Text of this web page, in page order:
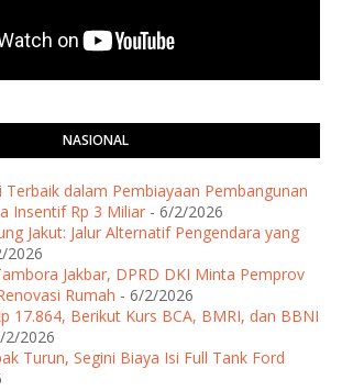
NASIONAL
Terbaik dalam Pembiayaan Pembangunan
Insentif Rp 3 Miliar - 6/2/2026
Jakut: Jalur Alternatif Pengendara yang
2026
Jakbar, DPRD DKI Minta Pemprov
Rumah - 6/2/2026
17.864, Berikut Kurs BCA, BMRI, dan BBNI
2/2026
Turun, Segini Biaya Isi Full Tank Ford